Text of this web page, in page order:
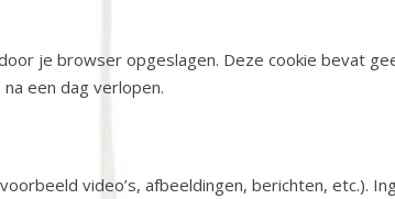
je browser opgeslagen. Deze cookie bevat
een dag verlopen.
video’s, afbeeldingen, berichten, etc.).